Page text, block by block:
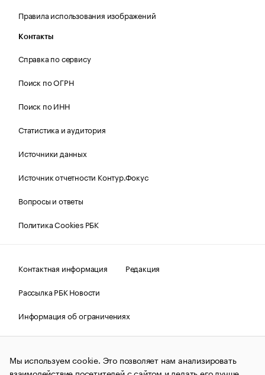
Правила использования изображений
Контакты
Справка по сервису
Поиск по ОГРН
Поиск по ИНН
Статистика и аудитория
Источники данных
Источник отчетности Контур.Фокус
Вопросы и ответы
Политика Cookies РБК
Контактная информация
Редакция
Рассылка РБК Новости
Информация об ограничениях
Правовая информация
О соблюдении авторских прав
© АО «РОСБИЗНЕСКОНСАЛТИНГ»,1995–2026.Сообщения
и материалы информационного агентства «РБК»
Мы используем cookie. Это позволяет нам анализировать